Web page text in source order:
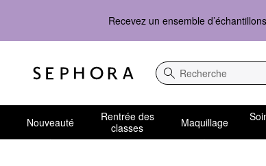
Recevez un ensemble
Recherche
Nouveauté
Rentrée des
classes
Maquillage